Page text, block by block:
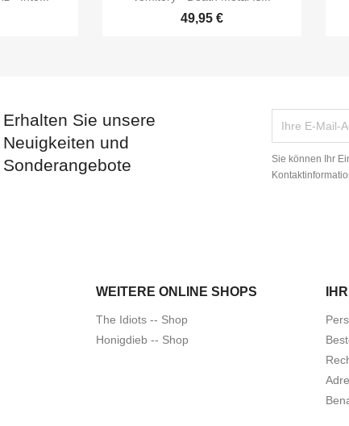
49,95 €
Erhalten Sie unsere
Neuigkeiten und
Sonderangebote
Sie können Ihr
WEITERE ONLINE SHOPS
The Idiots -- Shop
Honigdieb -- Shop